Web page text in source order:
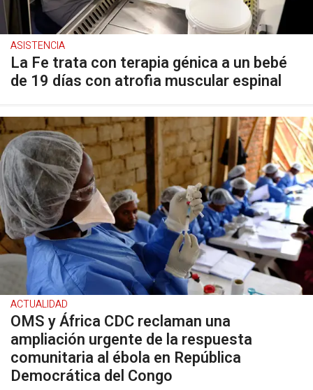
ASISTENCIA
La Fe trata con terapia génica a un bebé
de 19 días con atrofia muscular espinal
ACTUALIDAD
OMS y África CDC reclaman una
ampliación urgente de la respuesta
comunitaria al ébola en República
Democrática del Congo